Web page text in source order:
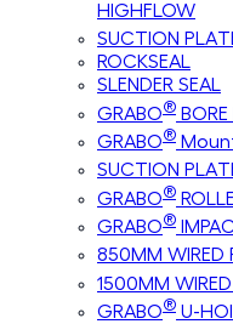
HIGHFLOW
SUCTION
ROCKSEAL
SLENDER SEAL
GRABO®
GRABO®
SUCTION
GRABO®
GRABO®
850MM WIRED
1500MM
GRABO® U-